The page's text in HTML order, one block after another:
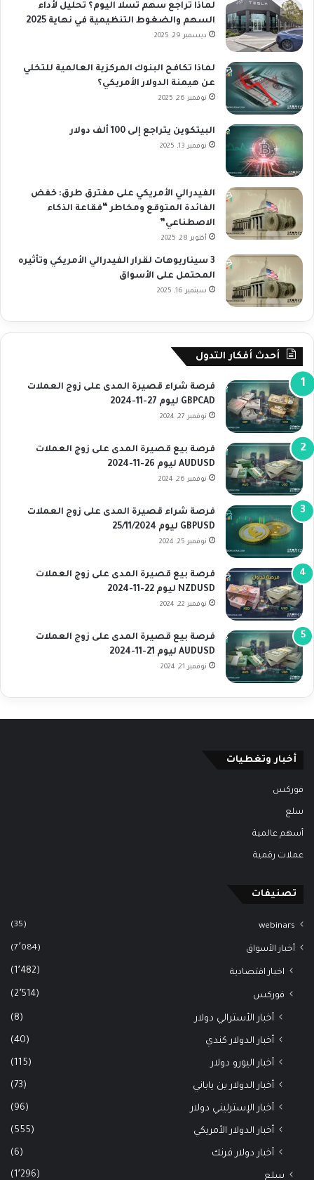
لماذا تراجع سهم تسلا اليوم؟ تحليل لأداء
السهم والضغوط التنظيمية في نهاية 2025
ديسمبر 29, 2025
لماذا تكافح البنوك المركزية العالمية للتخلي
عن هيمنة الدولار الأمريكي؟
نوفمبر 26, 2025
البيتكوين يتراجع إلى 100 ألف دولار
نوفمبر 13, 2025
الفيدرالي الأمريكي على مفترق طرق: خفض
الفائدة المتوقع ومخاطر “فقاعة الذكاء
الاصطناعي”
أكتوبر 28, 2025
3 سيناريوهات لقرار الفيدرالي الأمريكي وتأثيره
المحتمل على الأسواق
سبتمبر 16, 2025
أحدث أفكار التدول
فرصة شراء قصيرة المدى على زوج العملات
GBPCAD ليوم 27-11-2024
نوفمبر 27, 2024
فرصة بيع قصيرة المدى على زوج العملات
AUDUSD ليوم 26-11-2024
نوفمبر 26, 2024
فرصة شراء قصيرة المدى على زوج العملات
GBPUSD ليوم 25/11/2024
نوفمبر 25, 2024
فرصة بيع قصيرة المدى على زوج العملات
NZDUSD ليوم 22-11-2024
نوفمبر 22, 2024
فرصة بيع قصيرة المدى على زوج العملات
AUDUSD ليوم 21-11-2024
نوفمبر 21, 2024
أخبار وتغطيات
فوركس
سلع
أسهم عالمية
عملات رقمية
تصنيفات
webinars
(35)
أخبار الأسواق (7٬084)
اخبار اقتصادية (1٬482)
فوركس (2٬514)
أخبار الأسترالي دولار (8)
أخبار الدولار كندي (40)
أخبار اليورو دولار (115)
أخبار الدولار ين ياباني (73)
أخبار الإسترليني دولار (96)
أخبار الدولار الأمريكي (555)
أخبار دولار فرنك (6)
سلع (1٬296)